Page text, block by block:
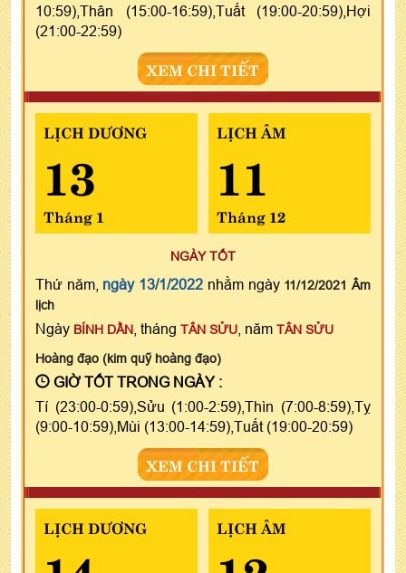
10:59),Thân (15:00-16:59),Tuất (19:00-20:59),Hợi
(21:00-22:59)
XEM CHI TIẾT
LỊCH DƯƠNG
13
Tháng 1
LỊCH ÂM
11
Tháng 12
NGÀY TỐT
Thứ năm, ngày 13/1/2022 nhằm ngày 11/12/2021 Âm
lịch
Ngày BÍNH DẦN , tháng TÂN SỬU , năm TÂN SỬU
Hoàng đạo (kim quỹ hoàng đạo)
GIỜ TỐT TRONG NGÀY :
Tí (23:00-0:59),Sửu (1:00-2:59),Thìn (7:00-8:59),Tỵ
(9:00-10:59),Mùi (13:00-14:59),Tuất (19:00-20:59)
XEM CHI TIẾT
LỊCH DƯƠNG LỊCH ÂM